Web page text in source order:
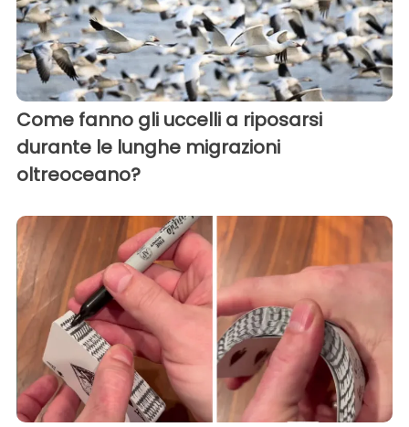
Come fanno gli uccelli a riposarsi
durante le lunghe migrazioni
oltreoceano?